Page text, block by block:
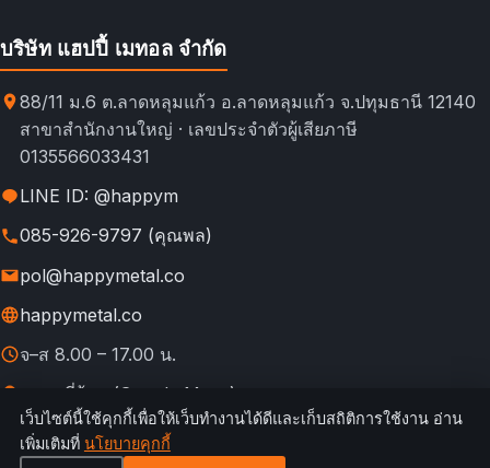
บริษัท แฮปปี้ เมทอล จำกัด
88/11 ม.6 ต.ลาดหลุมแก้ว อ.ลาดหลุมแก้ว จ.ปทุมธานี 12140
สาขาสำนักงานใหญ่ · เลขประจำตัวผู้เสียภาษี
0135566033431
LINE ID: @happym
085-926-9797 (คุณพล)
pol@happymetal.co
happymetal.co
จ–ส 8.00 – 17.00 น.
ดูแผนที่ร้าน (Google Maps)
© 2026 happymetal.co. All rights reserved.
กฎการใช้งาน &
เว็บไซต์นี้ใช้คุกกี้เพื่อให้เว็บทำงานได้ดีและเก็บสถิติการใช้งาน อ่าน
เพิ่มเติมที่ นโยบายคุกกี้